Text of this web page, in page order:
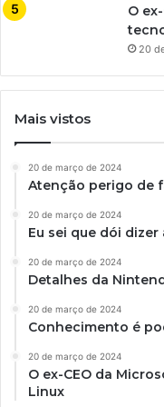
O
20
Mais vistos
20 de março de 2024
Atenção perigo de
20 de março de 2024
Eu sei que dói dizer
20 de março de 2024
Detalhes da
20 de março de 2024
Conhecimento é
20 de março de 2024
O ex-CEO da
Linux